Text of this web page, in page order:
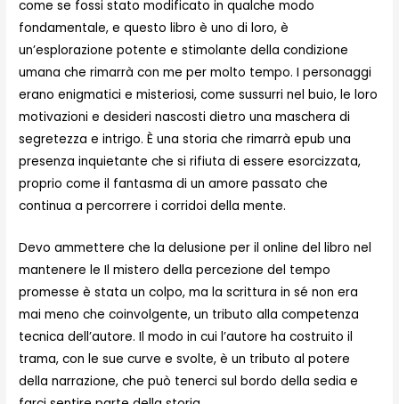
come se fossi stato modificato in qualche modo
fondamentale, e questo libro è uno di loro, è
un’esplorazione potente e stimolante della condizione
umana che rimarrà con me per molto tempo. I personaggi
erano enigmatici e misteriosi, come sussurri nel buio, le loro
motivazioni e desideri nascosti dietro una maschera di
segretezza e intrigo. È una storia che rimarrà epub una
presenza inquietante che si rifiuta di essere esorcizzata,
proprio come il fantasma di un amore passato che
continua a percorrere i corridoi della mente.
Devo ammettere che la delusione per il online del libro nel
mantenere le Il mistero della percezione del tempo
promesse è stata un colpo, ma la scrittura in sé non era
mai meno che coinvolgente, un tributo alla competenza
tecnica dell’autore. Il modo in cui l’autore ha costruito il
trama, con le sue curve e svolte, è un tributo al potere
della narrazione, che può tenerci sul bordo della sedia e